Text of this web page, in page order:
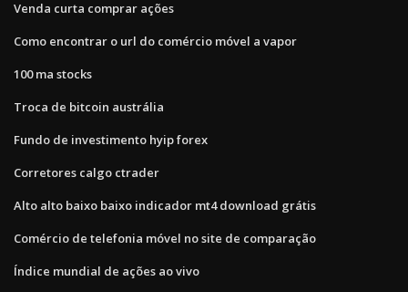
Venda curta comprar ações
Como encontrar o url do comércio móvel a vapor
100 ma stocks
Troca de bitcoin austrália
Fundo de investimento hyip forex
Corretores calgo ctrader
Alto alto baixo baixo indicador mt4 download grátis
Comércio de telefonia móvel no site de comparação
Índice mundial de ações ao vivo